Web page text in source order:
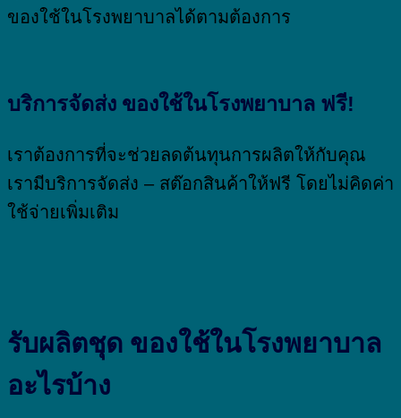
ของใช้ในโรงพยาบาลได้ตามต้องการ
บริการจัดส่ง ของใช้ในโรงพยาบาล ฟรี!
เราต้องการที่จะช่วยลดต้นทุนการผลิตให้กับคุณ
เรามีบริการจัดส่ง – สต๊อกสินค้าให้ฟรี โดยไม่คิดค่า
ใช้จ่ายเพิ่มเติม
รับผลิตชุด ของใช้ในโรงพยาบาล
อะไรบ้าง